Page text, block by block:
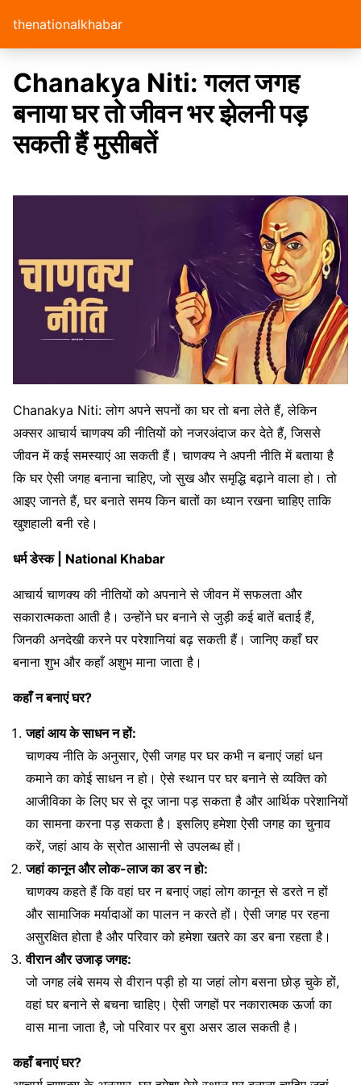
thenationalkhabar
Chanakya Niti: गलत जगह
बनाया घर तो जीवन भर झेलनी पड़
सकती हैं मुसीबतें
Chanakya Niti: लोग अपने सपनों का घर तो बना लेते हैं, लेकिन
अक्सर आचार्य चाणक्य की नीतियों को नजरअंदाज कर देते हैं, जिससे
जीवन में कई समस्याएं आ सकती हैं। चाणक्य ने अपनी नीति में बताया है
कि घर ऐसी जगह बनाना चाहिए, जो सुख और समृद्धि बढ़ाने वाला हो। तो
आइए जानते हैं, घर बनाते समय किन बातों का ध्यान रखना चाहिए ताकि
खुशहाली बनी रहे।
धर्म डेस्क | National Khabar
आचार्य चाणक्य की नीतियों को अपनाने से जीवन में सफलता और
सकारात्मकता आती है। उन्होंने घर बनाने से जुड़ी कई बातें बताई हैं,
जिनकी अनदेखी करने पर परेशानियां बढ़ सकती हैं। जानिए कहाँ घर
बनाना शुभ और कहाँ अशुभ माना जाता है।
कहाँ न बनाएं घर?
जहां आय के साधन न हों:
चाणक्य नीति के अनुसार, ऐसी जगह पर घर कभी न बनाएं जहां धन
कमाने का कोई साधन न हो। ऐसे स्थान पर घर बनाने से व्यक्ति को
आजीविका के लिए घर से दूर जाना पड़ सकता है और आर्थिक परेशानियों
का सामना करना पड़ सकता है। इसलिए हमेशा ऐसी जगह का चुनाव
करें, जहां आय के स्रोत आसानी से उपलब्ध हों।
जहां कानून और लोक-लाज का डर न हो:
चाणक्य कहते हैं कि वहां घर न बनाएं जहां लोग कानून से डरते न हों
और सामाजिक मर्यादाओं का पालन न करते हों। ऐसी जगह पर रहना
असुरक्षित होता है और परिवार को हमेशा खतरे का डर बना रहता है।
वीरान और उजाड़ जगह:
जो जगह लंबे समय से वीरान पड़ी हो या जहां लोग बसना छोड़ चुके हों,
वहां घर बनाने से बचना चाहिए। ऐसी जगहों पर नकारात्मक ऊर्जा का
वास माना जाता है, जो परिवार पर बुरा असर डाल सकती है।
कहाँ बनाएं घर?